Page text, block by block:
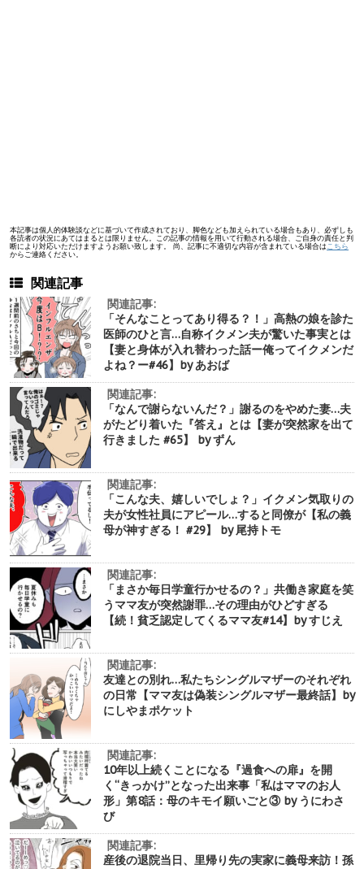
本記事は個人的体験談などに基づいて作成されており、脚色なども加えられている場合もあり、必ずしも
各読者の状況にあてはまるとは限りません。この記事の情報を用いて行動される場合、ご自身の責任と判
断により対応いただけますようお願い致します。 尚、記事に不適切な内容が含まれている場合はこちら
からご連絡ください。
関連記事
関連記事:
「そんなことってあり得る？！」高熱の娘を診た
医師のひと言…自称イクメン夫が驚いた事実とは
【妻と身体が入れ替わった話ー俺ってイクメンだ
よね？ー#46】by あおば
関連記事:
「なんで謝らないんだ？」謝るのをやめた妻…夫
がたどり着いた『答え』とは【妻が突然家を出て
行きました #65】 by ずん
関連記事:
「こんな夫、嬉しいでしょ？」イクメン気取りの
夫が女性社員にアピール…すると同僚が【私の義
母が神すぎる！ #29】 by 尾持トモ
関連記事:
「まさか毎日学童行かせるの？」共働き家庭を笑
うママ友が突然謝罪…その理由がひどすぎる
【続！貧乏認定してくるママ友#14】by すじえ
関連記事:
友達との別れ…私たちシングルマザーのそれぞれ
の日常【ママ友は偽装シングルマザー最終話】by
にしやまポケット
関連記事:
10年以上続くことになる『過食への扉』を開
く“きっかけ”となった出来事「私はママのお人
形」第8話：母のキモイ願いごと③ by うにわさ
び
関連記事:
産後の退院当日、里帰り先の実家に義母来訪！孫